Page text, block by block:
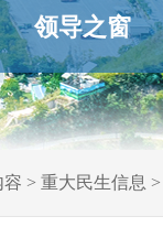
领导之窗
容 > 重大民生信息